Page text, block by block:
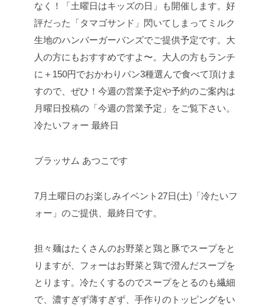
冷たいフォー 最終日
ブラッサム あつこです
7月土曜日のお楽しみイベント27日(土)「冷たいフ
ォー」のご提供、最終日です。
担々麺はたくさんのお野菜と鶏と豚でスープをと
りますが、フォーはお野菜と鶏で澄んだスープを
とります。冷たくするのでスープをとるのも繊細
で、濃すぎず薄すぎず、手作りのトッピングをい